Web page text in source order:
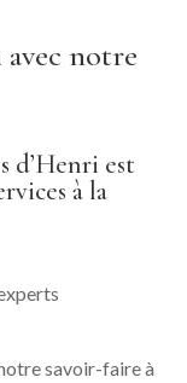
notre
d’Henri est
à la
savoir-faire à